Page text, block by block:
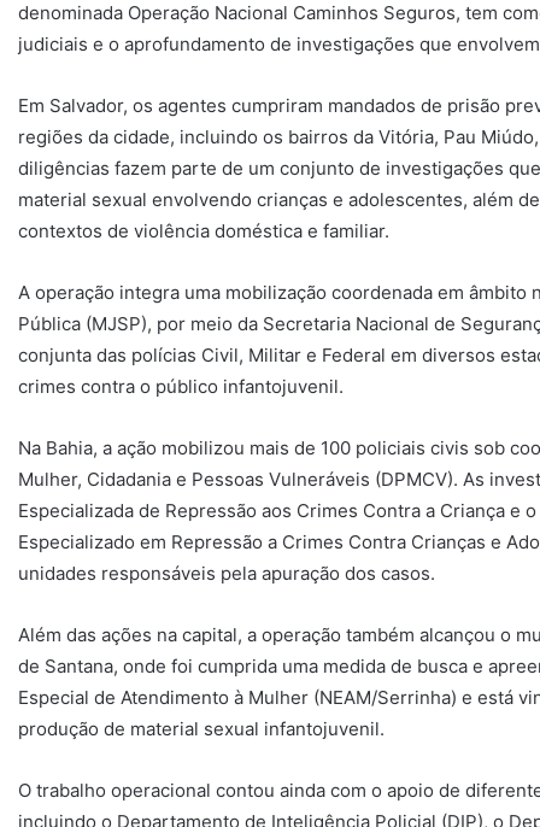
denominada Operação Nacional Caminhos Seguros, tem
judiciais e o aprofundamento de investigações que
Em Salvador, os agentes cumpriram mandados de prisão
regiões da cidade, incluindo os bairros da Vitória, Pau
diligências fazem parte de um conjunto de investigações
material sexual envolvendo crianças e adolescentes, além
contextos de violência doméstica e familiar.
A operação integra uma mobilização coordenada em
Pública (MJSP), por meio da Secretaria Nacional de
conjunta das polícias Civil, Militar e Federal em diversos
crimes contra o público infantojuvenil.
Na Bahia, a ação mobilizou mais de 100 policiais civis sob
Mulher, Cidadania e Pessoas Vulneráveis (DPMCV). As
Especializada de Repressão aos Crimes Contra a Criança e
Especializado em Repressão a Crimes Contra Crianças e
unidades responsáveis pela apuração dos casos.
Além das ações na capital, a operação também alcançou o
de Santana, onde foi cumprida uma medida de busca e
Especial de Atendimento à Mulher (NEAM/Serrinha) e está
produção de material sexual infantojuvenil.
O trabalho operacional contou ainda com o apoio de
incluindo o Departamento de Inteligência Policial (DIP), o